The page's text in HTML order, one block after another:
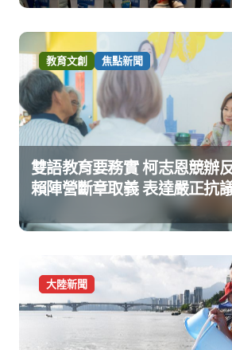
教育文創 焦點新聞
雙語教育要務實 柯志恩競辦
賴陣營斷章取義 表達嚴正抗
大陸新聞